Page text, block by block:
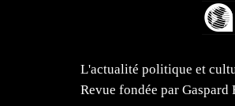
L'actualité politique et
Revue fondée par Gaspard